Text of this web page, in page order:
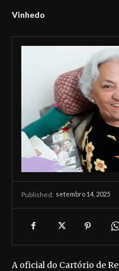
Vinhedo
Published: setembro 14, 2025
A oficial do Cartório de